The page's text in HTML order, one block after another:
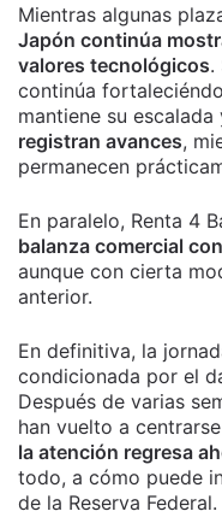
Mientras algunas
Japón continúa
valores tecnológicos.
continúa
mantiene su escalada
registran avances,
permanecen
En paralelo, Renta 4
balanza comercial
aunque con cierta
anterior.
En definitiva, la
condicionada por el
Después de varias
han vuelto a
la atención regresa
todo, a cómo puede
de la Reserva Federal.